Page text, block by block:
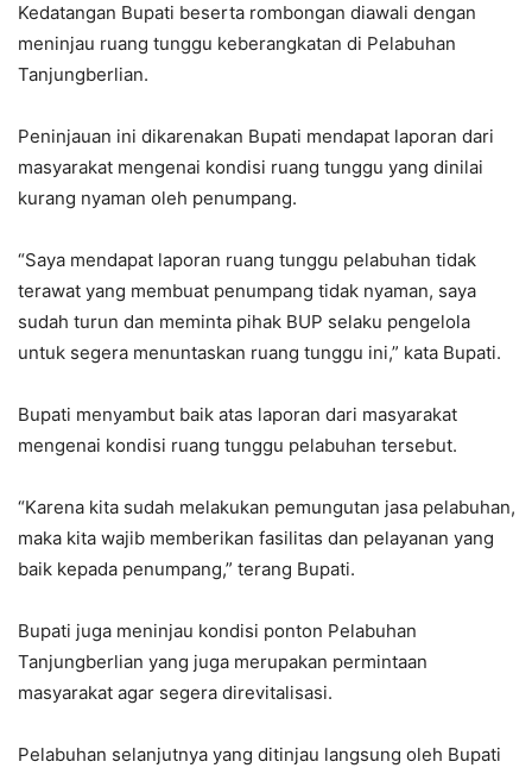
Kedatangan Bupati beserta rombongan diawali dengan
meninjau ruang tunggu keberangkatan di Pelabuhan
Tanjungberlian.
Peninjauan ini dikarenakan Bupati mendapat laporan dari
masyarakat mengenai kondisi ruang tunggu yang dinilai
kurang nyaman oleh penumpang.
“Saya mendapat laporan ruang tunggu pelabuhan tidak
terawat yang membuat penumpang tidak nyaman, saya
sudah turun dan meminta pihak BUP selaku pengelola
untuk segera menuntaskan ruang tunggu ini,” kata Bupati.
Bupati menyambut baik atas laporan dari masyarakat
mengenai kondisi ruang tunggu pelabuhan tersebut.
“Karena kita sudah melakukan pemungutan jasa pelabuhan,
maka kita wajib memberikan fasilitas dan pelayanan yang
baik kepada penumpang,” terang Bupati.
Bupati juga meninjau kondisi ponton Pelabuhan
Tanjungberlian yang juga merupakan permintaan
masyarakat agar segera direvitalisasi.
Pelabuhan selanjutnya yang ditinjau langsung oleh Bupati